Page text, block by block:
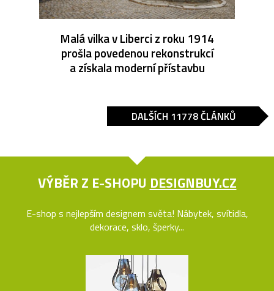
Malá vilka v Liberci z roku 1914
prošla povedenou rekonstrukcí
a získala moderní přístavbu
DALŠÍCH 11778 ČLÁNKŮ
VÝBĚR Z E-SHOPU DESIGNBUY.CZ
E-shop s nejlepším designem světa! Nábytek, svítidla,
dekorace, sklo, šperky...